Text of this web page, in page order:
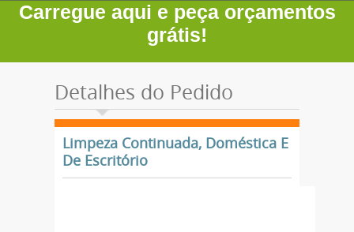
Carregue aqui e peça orçamentos
grátis!
Detalhes do Pedido
Limpeza Continuada, Doméstica E
De Escritório